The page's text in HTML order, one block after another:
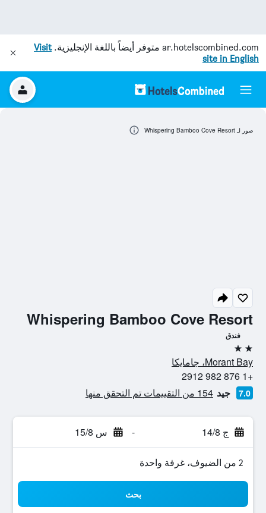
ar.hotelscombined.com متوفر أيضاً باللغة الإنجليزية.Visit
site in English
Whispering Bamboo Cove Resort
فندق
2 نجمتين
Morant Bay، جامايكا
+1 876 982 2912
7.0 جيد 154 من التقييمات تم التحقق منها
ج 14/8 - س 15/8
2 من الضيوف، غرفة واحدة
بحث
صور لـ Whispering Bamboo Cove Resort